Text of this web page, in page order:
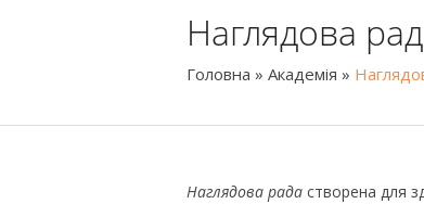
Наглядова
Головна » Академія »
Наглядова рада створена для